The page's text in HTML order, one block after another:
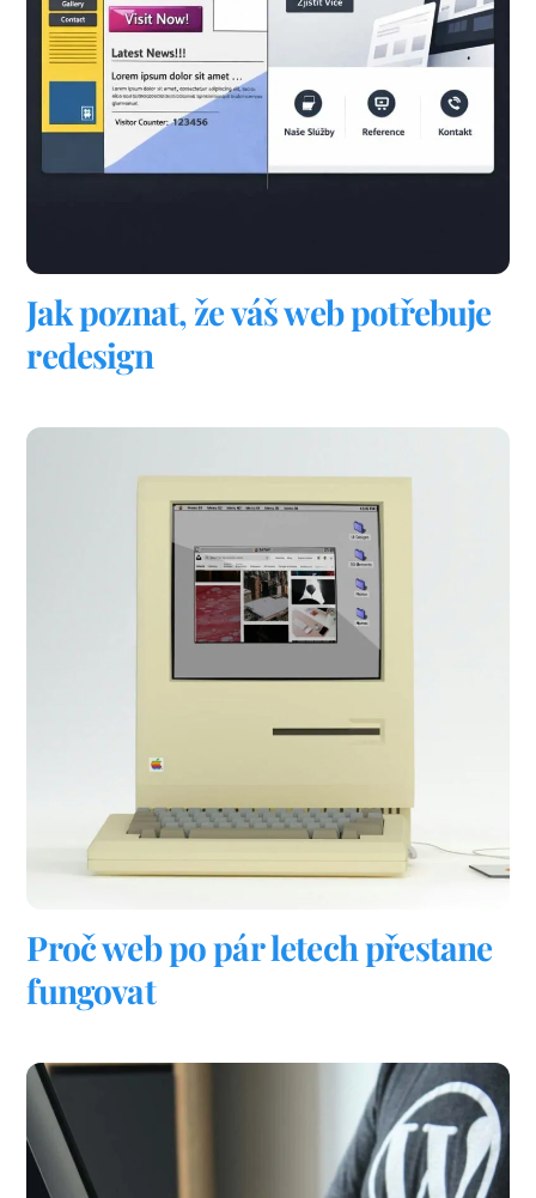
Jak poznat, že váš web potřebuje
redesign
Proč web po pár letech přestane
fungovat